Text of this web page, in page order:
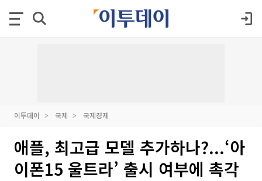
이투데이 국제 국제경제
애플, 최고급 모델 추가하나?...‘아
이폰15 울트라’ 출시 여부에 촉각